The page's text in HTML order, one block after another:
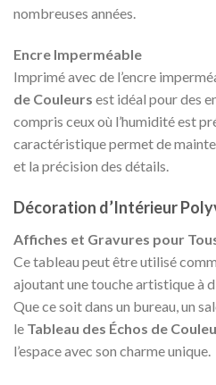
nombreuses années.
Encre Imperméable
Imprimé avec de l’encre
de Couleurs est idéal pour des
compris ceux où l’humidité est
caractéristique permet de
et la précision des détails.
Décoration d’Intérieur
Affiches et Gravures pour
Ce tableau peut être utilisé
ajoutant une touche artistique à
Que ce soit dans un bureau, un
le Tableau des Échos de
l’espace avec son charme unique.